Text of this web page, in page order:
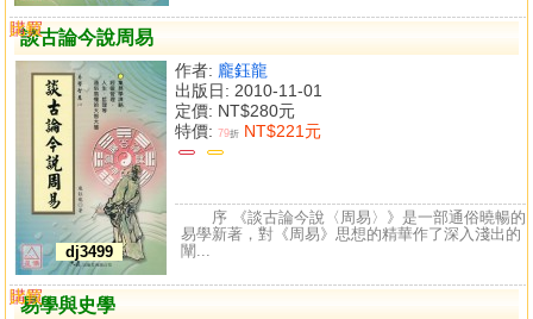
談古論今說周易
dj3499
作者: 龐鈺龍
出版日: 2010-11-01
定價: NT$280元
特價: 79折 NT$221元
購買
比較
序 《談古論今說〈周易〉》是一部通俗曉暢的
易學新著，對《周易》思想的精華作了深入淺出的
闡...
易學與史學
購買
比較